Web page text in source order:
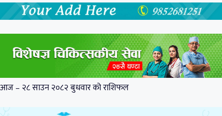
आज – २८ साउन २०८२ बुधवार को राशिफल